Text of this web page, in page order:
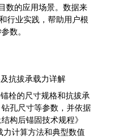
数的应用场景。数据来
行业实践，帮助用户根
数。
抗拔承载力详解
栓的尺寸规格和抗拔承
孔尺寸等参数，并依据
构后锚固技术规程》
力计算方法和典型数值